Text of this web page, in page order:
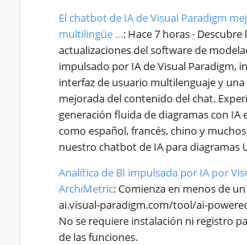
El chatbot de IA de Visual Paradigm
multilingüe …: Hace 7 horas ·
actualizaciones del software de
impulsado por IA de Visual Paradigm,
interfaz de usuario multilenguaje y una
mejorada del contenido del chat.
generación fluida de diagramas con IA
como español, francés, chino y
nuestro chatbot de IA para diagramas
Analítica de BI impulsada por IA por
ArchiMetric: Comienza en menos de
ai.visual-paradigm.com/tool/ai-
No se requiere instalación ni registro
de las funciones.